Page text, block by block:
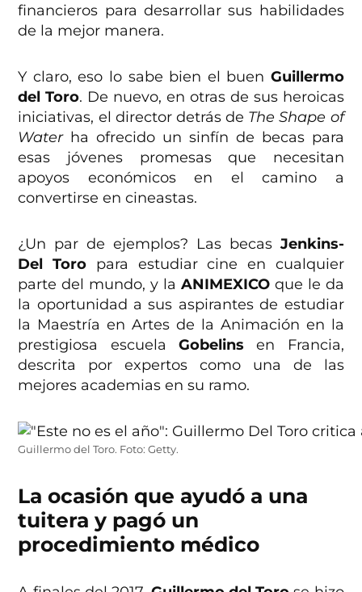
financieros para desarrollar sus habilidades
de la mejor manera.
Y claro, eso lo sabe bien el buen Guillermo
del Toro. De nuevo, en otras de sus heroicas
iniciativas, el director detrás de The Shape of
Waterha ofrecido un sinfín de becas para
esas jóvenes promesas que necesitan
apoyos económicos en el camino a
convertirse en cineastas.
¿Un par de ejemplos? Las becas Jenkins-
Del Toro para estudiar cine en cualquier
parte del mundo, y la ANIMEXICOque le da
la oportunidad a sus aspirantes de estudiar
la Maestría en Artes de la Animación en la
prestigiosa escuela Gobelins en Francia,
descrita por expertos como una de las
mejores academias en su ramo.
Guillermo del Toro. Foto: Getty.
La ocasión que ayudó a una
tuitera y pagó un
procedimiento médico